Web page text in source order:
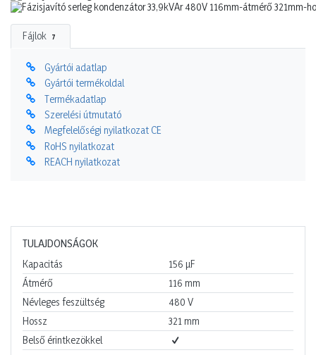
Fájlok 7
Gyártói adatlap
Gyártói termékoldal
Termékadatlap
Szerelési útmutató
Megfelelőségi nyilatkozat CE
RoHS nyilatkozat
REACH nyilatkozat
TULAJDONSÁGOK
Kapacitás
156 µF
Átmérő
116 mm
Névleges feszültség
480 V
Hossz
321 mm
Belső érintkezökkel